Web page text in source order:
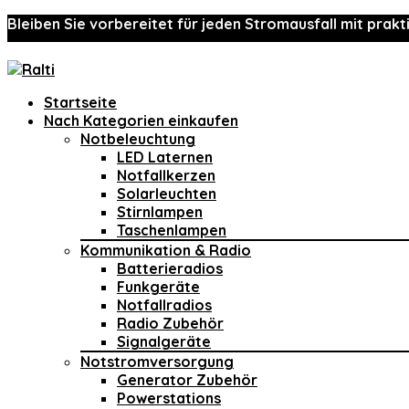
Bleiben Sie vorbereitet für jeden Stromausfall mit
Startseite
Nach Kategorien einkaufen
Notbeleuchtung
LED Laternen
Notfallkerzen
Solarleuchten
Stirnlampen
Taschenlampen
Kommunikation & Radio
Batterieradios
Funkgeräte
Notfallradios
Radio Zubehör
Signalgeräte
Notstromversorgung
Generator Zubehör
Powerstations